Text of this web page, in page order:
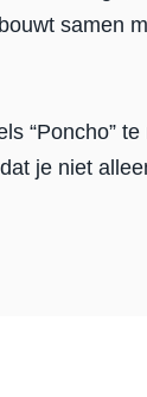
samen
“Poncho” te
je niet